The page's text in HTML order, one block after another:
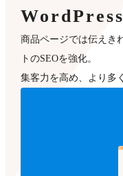
商品ページでは伝えき
トのSEOを強化。
集客力を高め、より多